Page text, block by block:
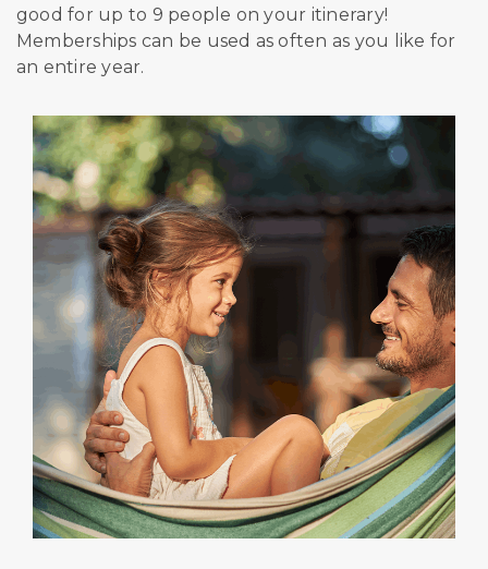
good for up to 9 people on your itinerary!
Memberships can be used as often as you like for
an entire year.